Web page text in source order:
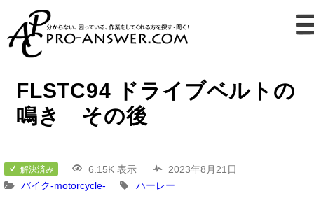
FLSTC94 ドライブベルトの
鳴き その後
解決済み 6.15K 表示
2023年8月21日
バイク-motorcycle-
ハーレー